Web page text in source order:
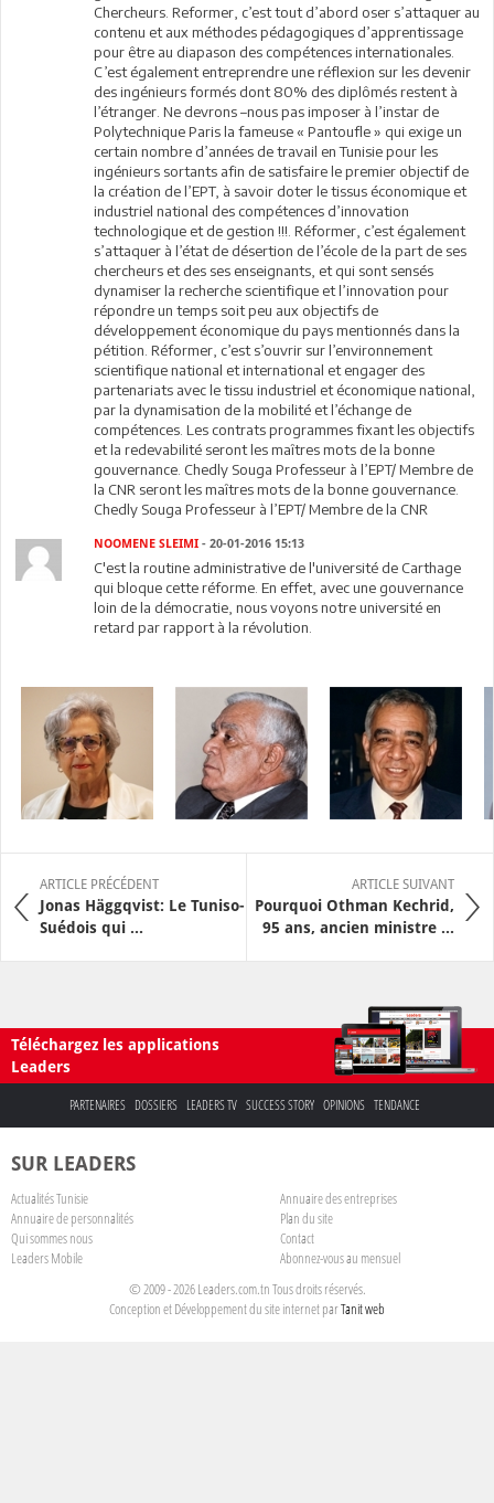
Chercheurs. Reformer, c’est tout d’abord oser s’attaquer au
contenu et aux méthodes pédagogiques d’apprentissage
pour être au diapason des compétences internationales.
C’est également entreprendre une réflexion sur les devenir
des ingénieurs formés dont 80% des diplômés restent à
l’étranger. Ne devrons –nous pas imposer à l’instar de
Polytechnique Paris la fameuse « Pantoufle » qui exige un
certain nombre d’années de travail en Tunisie pour les
ingénieurs sortants afin de satisfaire le premier objectif de
la création de l’EPT, à savoir doter le tissus économique et
industriel national des compétences d’innovation
technologique et de gestion !!!. Réformer, c’est également
s’attaquer à l’état de désertion de l’école de la part de ses
chercheurs et des ses enseignants, et qui sont sensés
dynamiser la recherche scientifique et l’innovation pour
répondre un temps soit peu aux objectifs de
développement économique du pays mentionnés dans la
pétition. Réformer, c’est s’ouvrir sur l’environnement
scientifique national et international et engager des
partenariats avec le tissu industriel et économique national,
par la dynamisation de la mobilité et l’échange de
compétences. Les contrats programmes fixant les objectifs
et la redevabilité seront les maîtres mots de la bonne
gouvernance. Chedly Souga Professeur à l’EPT/ Membre de
la CNR seront les maîtres mots de la bonne gouvernance.
Chedly Souga Professeur à l’EPT/ Membre de la CNR
NOOMENE SLEIMI - 20-01-2016 15:13
C'est la routine administrative de l'université de Carthage
qui bloque cette réforme. En effet, avec une gouvernance
loin de la démocratie, nous voyons notre université en
retard par rapport à la révolution.
ARTICLE PRÉCÉDENT
Jonas Häggqvist: Le Tuniso-
Suédois qui ...
ARTICLE SUIVANT
Pourquoi Othman Kechrid,
95 ans, ancien ministre ...
Téléchargez les applications
Leaders
PARTENAIRES DOSSIERS LEADERS TV SUCCESS STORY OPINIONS TENDANCE
SUR LEADERS
Actualités Tunisie
Annuaire des entreprises
Annuaire de personnalités
Plan du site
Qui sommes nous
Contact
Leaders Mobile
Abonnez-vous au mensuel
© 2009 - 2026 Leaders.com.tn Tous droits réservés.
Conception et Développement du site internet parTanit web